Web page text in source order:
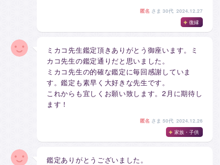
匿名 さま 30代 2024.12.27
復縁
ミカコ先生鑑定頂きありがとう御座います。ミ
カコ先生の鑑定通りだと思いました。
ミカコ先生の的確な鑑定に毎回感謝していま
す。鑑定も素早く大好きな先生です。
これからも宜しくお願い致します。2月に期待し
ます！
匿名 さま 50代 2024.12.26
家族・子供
鑑定ありがとうございました。